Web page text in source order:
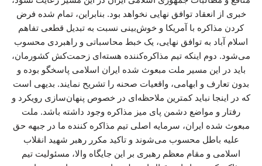
خبری از انعقاد توافق نهایی نخواهد بود. بنابراین، تمام شده فرض
کردن مذاکره با آمریکا و خوش‌بینی نسبت به تبدیل قطعی تفاهم
اسلام آباد به توافق نهایی، یک خبط محاسباتی و راهبردی محسوب
می‌شود. دوم اینکه تیم مذاکره‌کننده هسته‌ای زحمت‌کش کشورمان،
باید در این مسیر ملت مبعوث شده ایران اسلامی پاسخگو بوده و
بدون تعارف و ابهامی، واقعیات صحنه را تشریح نمایند. بدیهی است
که در اینجا نباید کمترین ملاحظه‌ای در خصوص پنهان‌سازی رویکرد و
رفتار و مواضع دشمن پای میز مذاکره وجود داشته باشد. ملت
مبعوث شده ایران، سرمایه اصلی تیم مذاکره کننده ما در جبهه حق
علیه باطل محسوب می‌شوند و تاکید مکرر رهبر شهید انقلاب
اسلامی و مقام معظم رهبری بر این جایگاه والا، مسئولیت تیم